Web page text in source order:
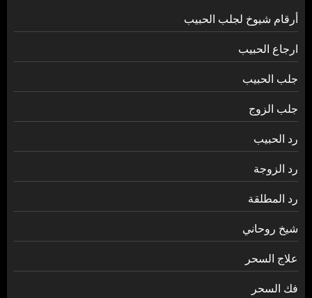
أرقام شيوخ لجلب الحبيب
ارجاع الحبيب
جلب الحبيب
جلب الزوج
رد الحبيب
رد الزوجة
رد المطلقة
شيخ روحاني
علاج السحر
فك السحر